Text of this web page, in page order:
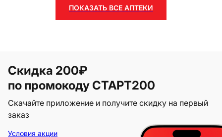
ПОКАЗАТЬ ВСЕ АПТЕКИ
Скидка 200₽
по промокоду СТАРТ200
Скачайте приложение и получите скидку на первый
заказ
Условия акции